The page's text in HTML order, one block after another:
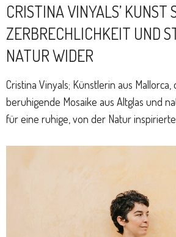
CRISTINA VINYALS’ KUNST
ZERBRECHLICHKEIT UND
NATUR WIDER
Cristina Vinyals; Künstlerin aus Mallorca,
beruhigende Mosaike aus Altglas und
für eine ruhige, von der Natur